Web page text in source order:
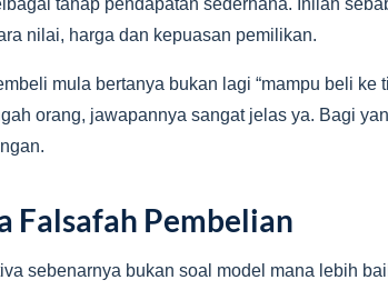
tahap pendapatan sederhana. Inilah
nilai, harga dan kepuasan pemilikan.
mula bertanya bukan lagi “mampu beli ke
orang, jawapannya sangat jelas ya. Bagi
Falsafah Pembelian
sebenarnya bukan soal model mana lebih